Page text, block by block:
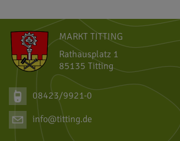
MARKT TITTING
Rathausplatz 1
85135 Titting
08423/9921-0
info@titting.de